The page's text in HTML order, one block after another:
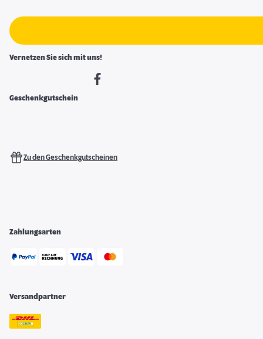
Vernetzen Sie sich mit uns!
Geschenkgutschein
Zu den Geschenkgutscheinen
Zahlungsarten
Versandpartner